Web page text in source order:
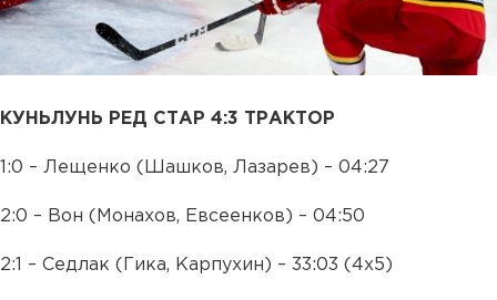
КУНЬЛУНЬ РЕД СТАР 4:3 ТРАКТОР
1:0 – Лещенко (Шашков, Лазарев) – 04:27
2:0 – Вон (Монахов, Евсеенков) – 04:50
2:1 – Седлак (Гика, Карпухин) – 33:03 (4х5)